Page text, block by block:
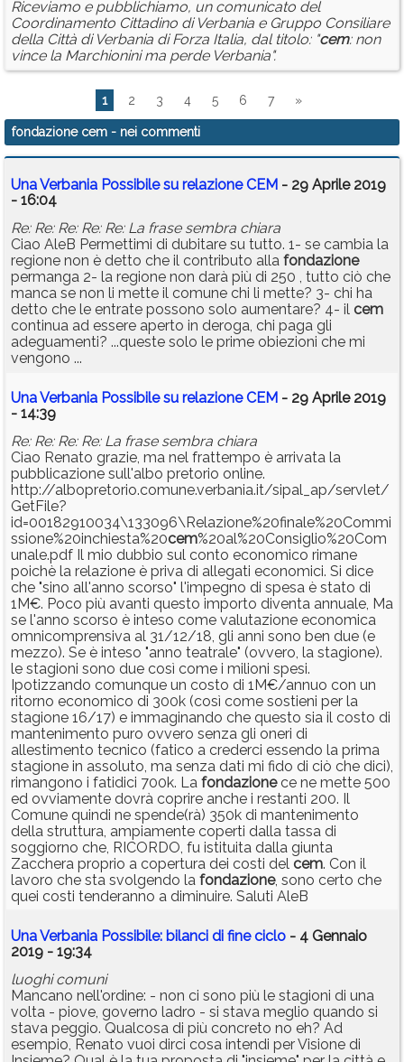
Riceviamo e pubblichiamo, un comunicato del
Coordinamento Cittadino di Verbania e Gruppo Consiliare
della Città di Verbania di Forza Italia, dal titolo: "cem: non
vince la Marchionini ma perde Verbania".
1 2 3 4 5 6 7 »
fondazione cem - nei commenti
Una Verbania Possibile su relazione CEM - 29 Aprile 2019
- 16:04
Re: Re: Re: Re: Re: La frase sembra chiara
Ciao AleB Permettimi di dubitare su tutto. 1- se cambia la
regione non è detto che il contributo alla fondazione
permanga 2- la regione non darà più di 250 , tutto ciò che
manca se non li mette il comune chi li mette? 3- chi ha
detto che le entrate possono solo aumentare? 4- il cem
continua ad essere aperto in deroga, chi paga gli
adeguamenti? ...queste solo le prime obiezioni che mi
vengono ...
Una Verbania Possibile su relazione CEM - 29 Aprile 2019
- 14:39
Re: Re: Re: Re: La frase sembra chiara
Ciao Renato grazie, ma nel frattempo è arrivata la
pubblicazione sull'albo pretorio online.
http://albopretorio.comune.verbania.it/sipal_ap/servlet/
GetFile?
id=00182910034\133096\Relazione%20finale%20Commi
ssione%20inchiesta%20cem%20al%20Consiglio%20Com
unale.pdf Il mio dubbio sul conto economico rimane
poichè la relazione è priva di allegati economici. Si dice
che "sino all'anno scorso" l'impegno di spesa è stato di
1M€. Poco più avanti questo importo diventa annuale, Ma
se l'anno scorso è inteso come valutazione economica
omnicomprensiva al 31/12/18, gli anni sono ben due (e
mezzo). Se è inteso "anno teatrale" (ovvero, la stagione).
le stagioni sono due così come i milioni spesi.
Ipotizzando comunque un costo di 1M€/annuo con un
ritorno economico di 300k (così come sostieni per la
stagione 16/17) e immaginando che questo sia il costo di
mantenimento puro ovvero senza gli oneri di
allestimento tecnico (fatico a crederci essendo la prima
stagione in assoluto, ma senza dati mi fido di ciò che dici),
rimangono i fatidici 700k. La fondazionece ne mette 500
ed ovviamente dovrà coprire anche i restanti 200. Il
Comune quindi ne spende(rà) 350k di mantenimento
della struttura, ampiamente coperti dalla tassa di
soggiorno che, RICORDO, fu istituita dalla giunta
Zacchera proprio a copertura dei costi del cem. Con il
lavoro che sta svolgendo la fondazione, sono certo che
quei costi tenderanno a diminuire. Saluti AleB
Una Verbania Possibile: bilanci di fine ciclo - 4 Gennaio
2019 - 19:34
luoghi comuni
Mancano nell'ordine: - non ci sono più le stagioni di una
volta - piove, governo ladro - si stava meglio quando si
stava peggio. Qualcosa di più concreto no eh? Ad
esempio, Renato vuoi dirci cosa intendi per Visione di